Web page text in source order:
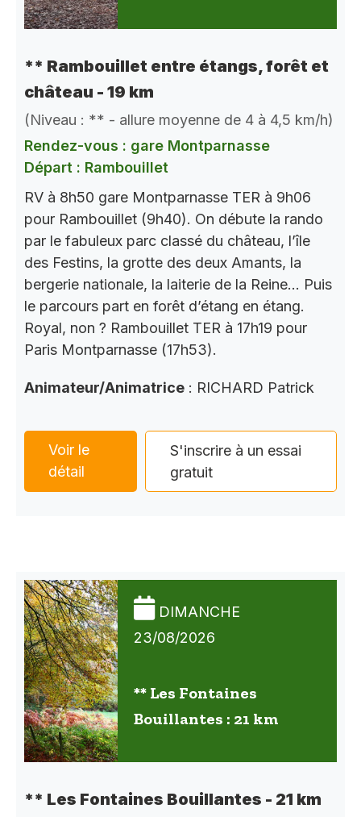
** Rambouillet entre étangs, forêt et
château - 19 km
(Niveau : ** - allure moyenne de 4 à 4,5 km/h)
Rendez-vous : gare Montparnasse
Départ : Rambouillet
RV à 8h50 gare Montparnasse TER à 9h06
pour Rambouillet (9h40). On débute la rando
par le fabuleux parc classé du château, l’île
des Festins, la grotte des deux Amants, la
bergerie nationale, la laiterie de la Reine… Puis
le parcours part en forêt d’étang en étang.
Royal, non ? Rambouillet TER à 17h19 pour
Paris Montparnasse (17h53).
Animateur/Animatrice : RICHARD Patrick
Voir le
détail
S'inscrire à un essai
gratuit
DIMANCHE
23/08/2026
** Les Fontaines
Bouillantes : 21 km
** Les Fontaines Bouillantes - 21 km